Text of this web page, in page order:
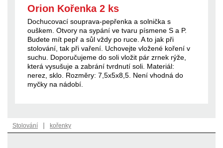
Orion Kořenka 2 ks
Dochucovací souprava-pepřenka a solnička s
ouškem. Otvory na sypání ve tvaru písmene S a P.
Budete mít pepř a sůl vždy po ruce. A to jak při
stolování, tak při vaření. Uchovejte vložené koření v
suchu. Doporučujeme do soli vložit pár zrnek rýže,
která vysušuje a zabrání tvrdnutí soli. Materiál:
nerez, sklo. Rozměry: 7,5x5x8,5. Není vhodná do
myčky na nádobí.
Stolování | kořenky